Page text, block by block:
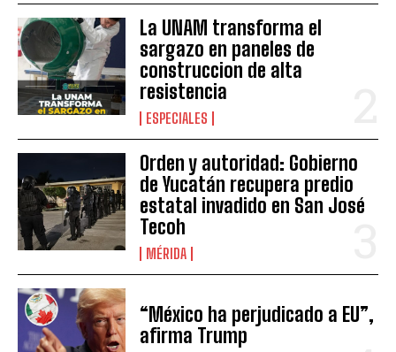
La UNAM transforma el
sargazo en paneles de
construccion de alta
resistencia
ESPECIALES
Orden y autoridad: Gobierno
de Yucatán recupera predio
estatal invadido en San José
Tecoh
MÉRIDA
“México ha perjudicado a EU”,
afirma Trump